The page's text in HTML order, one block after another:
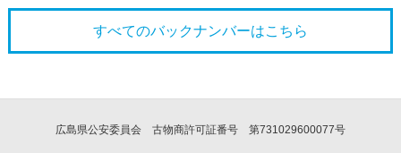
すべてのバックナンバーはこちら
広島県公安委員会 古物商許可証番号 第731029600077号